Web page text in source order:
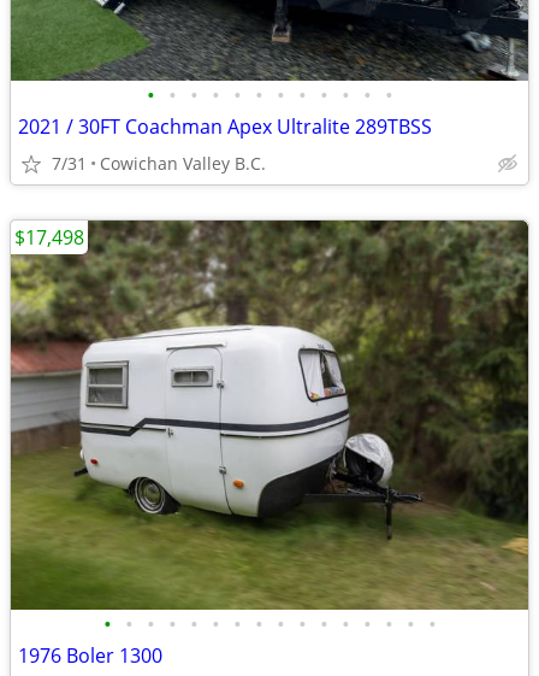
• • • • • • • • • • • •
2021 / 30FT Coachman Apex Ultralite 289TBSS
7/31 Cowichan Valley B.C.
• • • • • • • • • • • • • • • •
1976 Boler 1300
$17,498